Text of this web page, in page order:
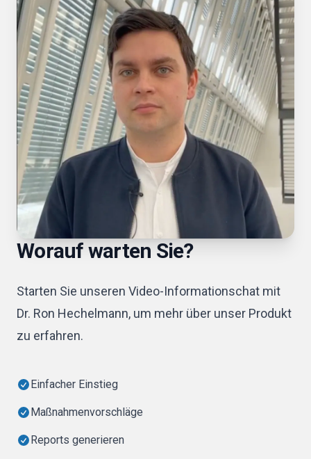
Worauf warten Sie?
Starten Sie unseren Video-Informationschat mit
Dr. Ron Hechelmann, um mehr über unser Produkt
zu erfahren.
Einfacher Einstieg
Maßnahmenvorschläge
Reports generieren